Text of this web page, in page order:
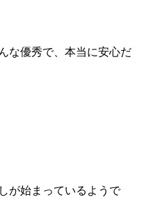
な優秀で、本当に安心だ
が始まっているようで